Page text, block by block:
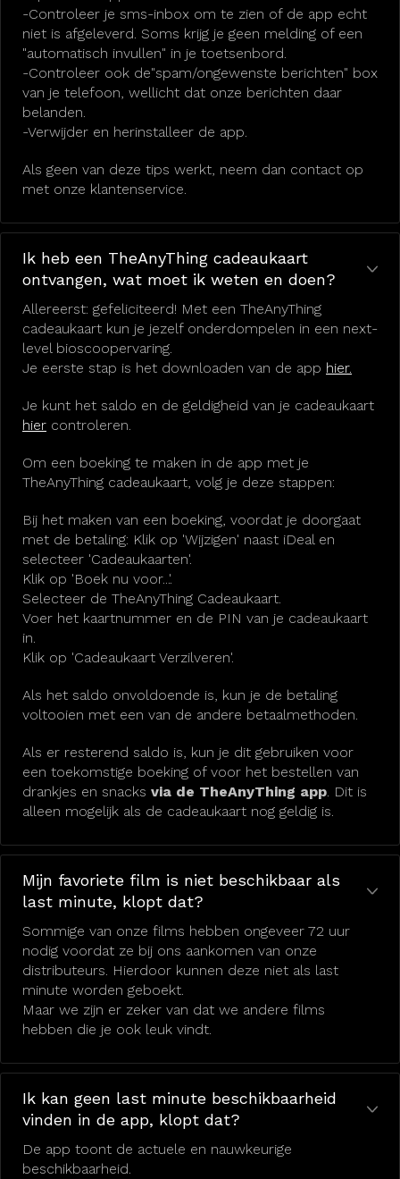
-Controleer je sms-inbox om te zien of de app echt
niet is afgeleverd. Soms krijg je geen melding of een
"automatisch invullen" in je toetsenbord.
-Controleer ook de"spam/ongewenste berichten" box
van je telefoon, wellicht dat onze berichten daar
belanden.
-Verwijder en herinstalleer de app.
Als geen van deze tips werkt, neem dan contact op
met onze klantenservice.
Ik heb een TheAnyThing cadeaukaart
ontvangen, wat moet ik weten en doen?
Allereerst: gefeliciteerd! Met een TheAnyThing
cadeaukaart kun je jezelf onderdompelen in een next-
level bioscoopervaring.
Je eerste stap is het downloaden van de app hier.
Je kunt het saldo en de geldigheid van je cadeaukaart
hier controleren.
Om een boeking te maken in de app met je
TheAnyThing cadeaukaart, volg je deze stappen:
Bij het maken van een boeking, voordat je doorgaat
met de betaling: Klik op 'Wijzigen' naast iDeal en
selecteer 'Cadeaukaarten'.
Klik op 'Boek nu voor...'.
Selecteer de TheAnyThing Cadeaukaart.
Voer het kaartnummer en de PIN van je cadeaukaart
in.
Klik op 'Cadeaukaart Verzilveren'.
Als het saldo onvoldoende is, kun je de betaling
voltooien met een van de andere betaalmethoden.
Als er resterend saldo is, kun je dit gebruiken voor
een toekomstige boeking of voor het bestellen van
drankjes en snacks via de TheAnyThing app. Dit is
alleen mogelijk als de cadeaukaart nog geldig is.
Mijn favoriete film is niet beschikbaar als
last minute, klopt dat?
Sommige van onze films hebben ongeveer 72 uur
nodig voordat ze bij ons aankomen van onze
distributeurs. Hierdoor kunnen deze niet als last
minute worden geboekt.
Maar we zijn er zeker van dat we andere films
hebben die je ook leuk vindt.
Ik kan geen last minute beschikbaarheid
vinden in de app, klopt dat?
De app toont de actuele en nauwkeurige
beschikbaarheid.